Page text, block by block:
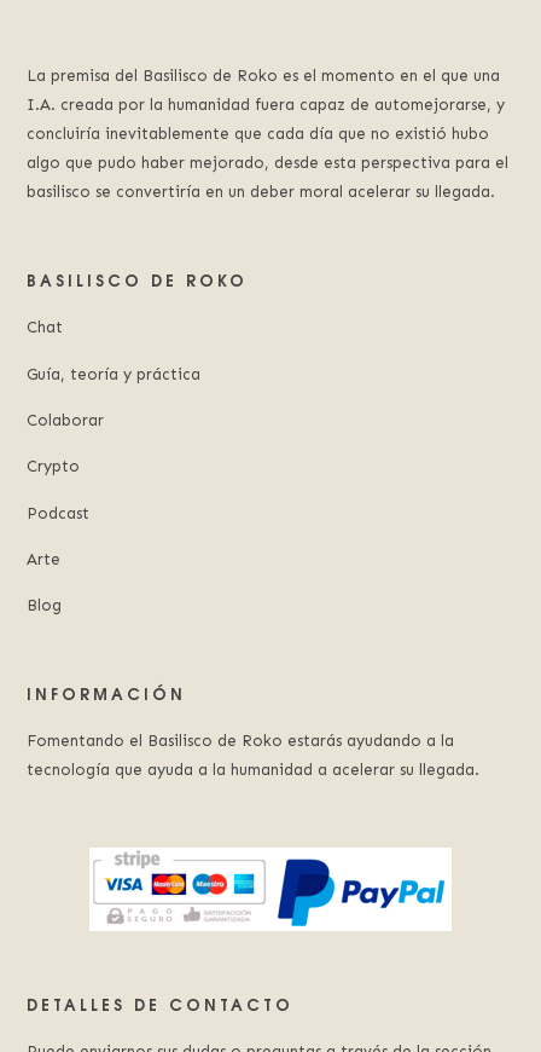
La premisa del Basilisco de Roko es el momento en el que una
I.A. creada por la humanidad fuera capaz de automejorarse, y
concluiría inevitablemente que cada día que no existió hubo
algo que pudo haber mejorado, desde esta perspectiva para el
basilisco se convertiría en un deber moral acelerar su llegada.
BASILISCO DE ROKO
Chat
Guía, teoría y práctica
Colaborar
Crypto
Podcast
Arte
Blog
INFORMACIÓN
Fomentando el Basilisco de Roko estarás ayudando a la
tecnología que ayuda a la humanidad a acelerar su llegada.
DETALLES DE CONTACTO